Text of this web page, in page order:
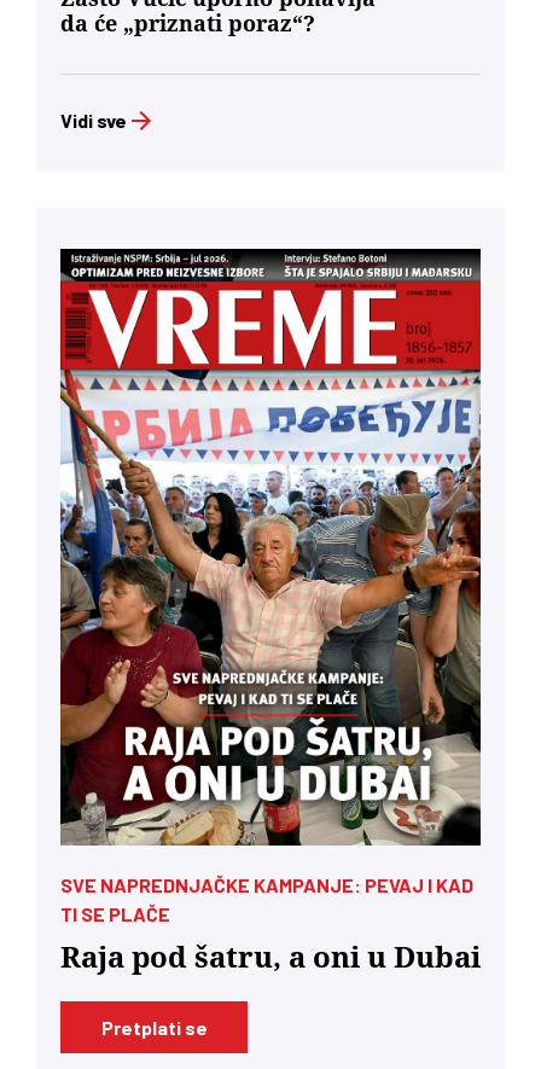
da će „priznati poraz“?
Vidi sve
SVE NAPREDNJAČKE KAMPANJE: PEVAJ I KAD
TI SE PLAČE
Raja pod šatru, a oni u Dubai
Pretplati se